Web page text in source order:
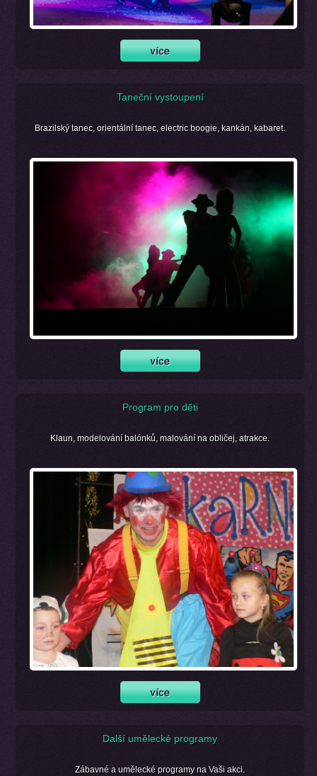
Taneční vystoupení
Brazilský tanec, orientální tanec, electric boogie, kankán, kabaret.
Program pro děti
Klaun, modelování balónků, malování na obličej, atrakce.
Další umělecké programy
Zábavné a umělecké programy na Vaši akci.